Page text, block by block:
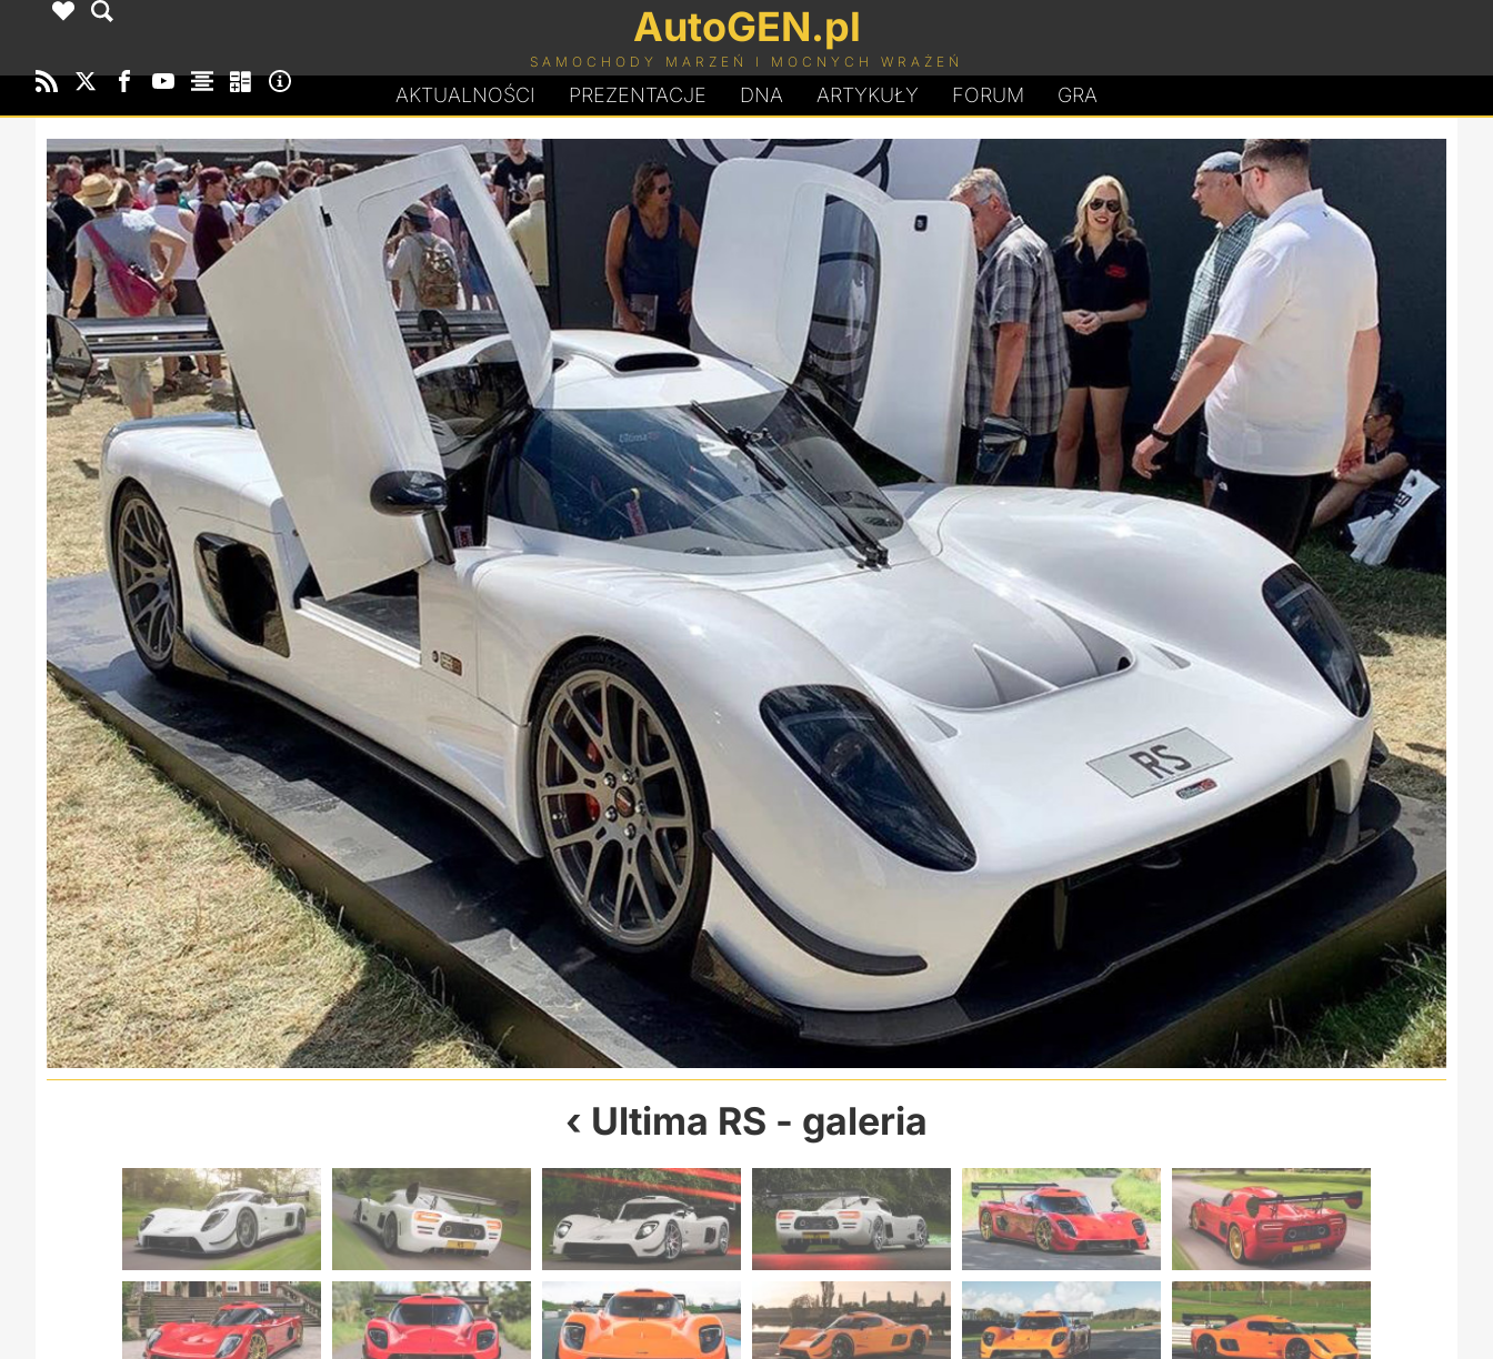
AutoGEN.pl
SAMOCHODY MARZEŃ I MOCNYCH WRAŻEŃ
AKTUALNOŚCI PREZENTACJE DNA ARTYKUŁY FORUM GRA
Ultima RS - galeria